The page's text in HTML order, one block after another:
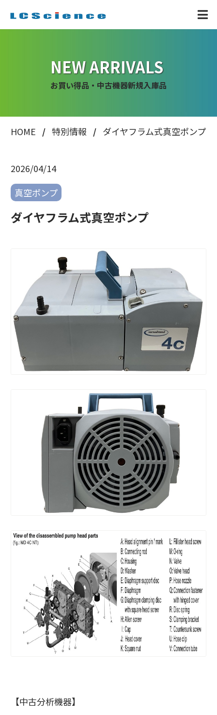
NEW ARRIVALS
お買い得品・中古機器新規入庫品
HOME 特別情報 ダイヤフラム式真空ポンプ
2026/04/14
真空ポンプ
ダイヤフラム式真空ポンプ
【中古分析機器】